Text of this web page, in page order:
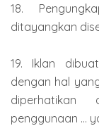
18.
ditayangkan
19. Iklan
dengan hal
diperhatikan
penggunaan ...